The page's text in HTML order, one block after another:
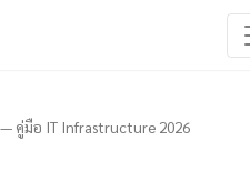
— คู่มือ IT Infrastructure 2026